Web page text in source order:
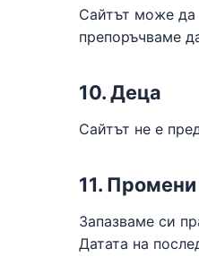
Сайтът може да
препоръчваме
10. Деца
Сайтът не е
11.
Запазваме си
Датата на